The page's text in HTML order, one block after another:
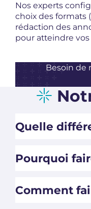
Nos experts
choix des formats
rédaction des
pour atteindre
Besoin de
Quelle
Pourquoi
Comment